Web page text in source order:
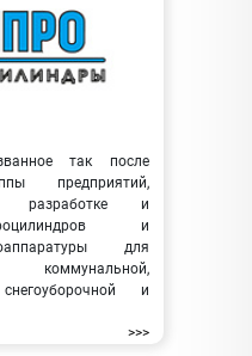
так после
предприятий,
разработке и
и
для
коммунальной,
снегоуборочной и
>>>